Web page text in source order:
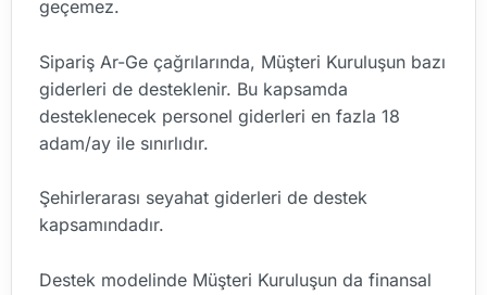
geçemez.
Sipariş Ar-Ge çağrılarında, Müşteri Kuruluşun bazı
giderleri de desteklenir. Bu kapsamda
desteklenecek personel giderleri en fazla 18
adam/ay ile sınırlıdır.
Şehirlerarası seyahat giderleri de destek
kapsamındadır.
Destek modelinde Müşteri Kuruluşun da finansal